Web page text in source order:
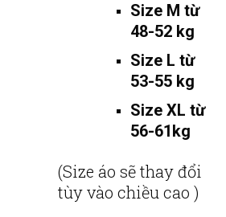
Size M từ
48-52 kg
Size L từ
53-55 kg
Size XL từ
56-61kg
(Size áo sẽ thay đổi
tùy vào chiều cao )